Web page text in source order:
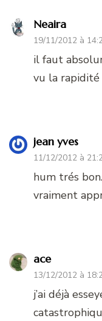
Neaira
19/11/2012 à
il faut
vu la rapidité
jean yves
11/12/2012 à
hum trés
vraiment
ace
13/12/2012 à
j’ai déjà